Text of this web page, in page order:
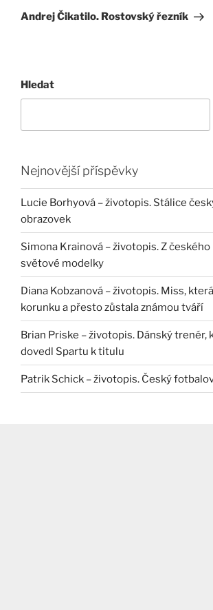
příspěvek
Andrej Čikatilo. Rostovský řezník
Hledat
Nejnovější příspěvky
Lucie Borhyová – životopis. Stálice
obrazovek
Simona Krainová – životopis. Z českého
světové modelky
Diana Kobzanová – životopis. Miss,
korunku a přesto zůstala známou tváří
Brian Priske – životopis. Dánský trenér,
dovedl Spartu k titulu
Patrik Schick – životopis. Český